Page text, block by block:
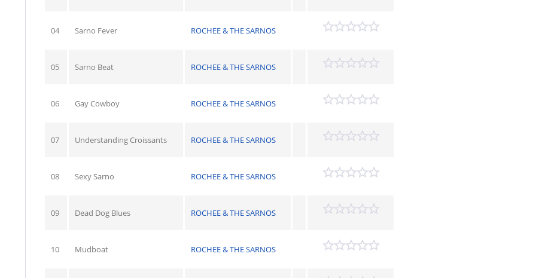
04 Sarno Fever ROCHEE & THE SARNOS
05 Sarno Beat ROCHEE & THE SARNOS
06 Gay Cowboy ROCHEE & THE SARNOS
07 Understanding Croissants ROCHEE & THE SARNOS
08 Sexy Sarno ROCHEE & THE SARNOS
09 Dead Dog Blues ROCHEE & THE SARNOS
10 Mudboat ROCHEE & THE SARNOS